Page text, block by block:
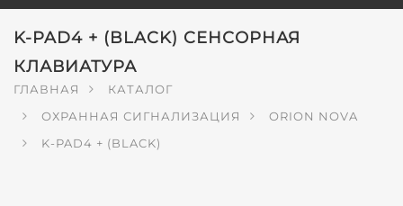
K-PAD4 + (BLACK) CЕНСОРНАЯ
КЛАВИАТУРА
ГЛАВНАЯ
КАТАЛОГ
ОХРАННАЯ СИГНАЛИЗАЦИЯ
ORION NOVA
K-PAD4 + (BLACK)